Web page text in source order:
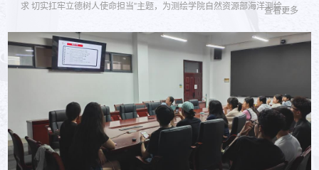
求 切实扛牢立德树人使命担当”主题，为测绘学院自然资源部海洋测绘重
平总书记关于树立和践行正确政绩观的重要论述开展专题解读。他强调，
树立和践行正确政绩观，是党员干部履职尽责、干事创业的根本遵循，全
体党员要自觉践行习近平总书记提出的“功成不必在我、功成必定有我”的
使命担当...
查看更多